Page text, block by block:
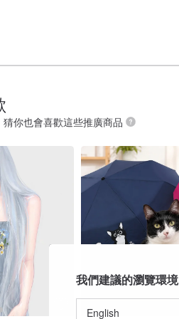
你也會喜歡這些推廣商品
我們建議的瀏覽環境